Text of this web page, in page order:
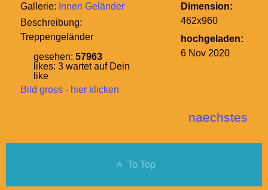
Gallerie: Innen Geländer
Beschreibung:
Treppengeländer
gesehen: 57963
likes: 3 wartet auf Dein
like
Bild gross - hier klicken
Dimension:
462x960
hochgeladen:
6 Nov 2020
naechstes
To Top